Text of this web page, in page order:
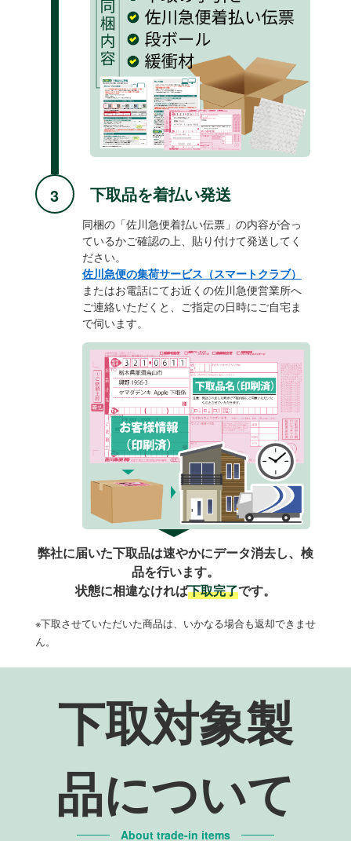
下取品を着払い発送
同梱の「佐川急便着払い伝票」の内容が合っ
ているかご確認の上、貼り付けて発送してく
ださい。
佐川急便の集荷サービス（スマートクラブ）
またはお電話にてお近くの佐川急便営業所へ
ご連絡いただくと、ご指定の日時にご自宅ま
で伺います。
弊社に届いた下取品は速やかにデータ消去し、検
品を行います。
状態に相違なければ下取完了です。
※下取させていただいた商品は、いかなる場合も返却できませ
ん。
下取対象製
品について
About trade-in items